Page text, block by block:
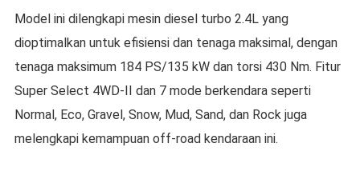
Model ini dilengkapi mesin diesel turbo 2.4L yang
dioptimalkan untuk efisiensi dan tenaga maksimal, dengan
tenaga maksimum 184 PS/135 kW dan torsi 430 Nm. Fitur
Super Select 4WD-II dan 7 mode berkendara seperti
Normal, Eco, Gravel, Snow, Mud, Sand, dan Rock juga
melengkapi kemampuan off-road kendaraan ini.